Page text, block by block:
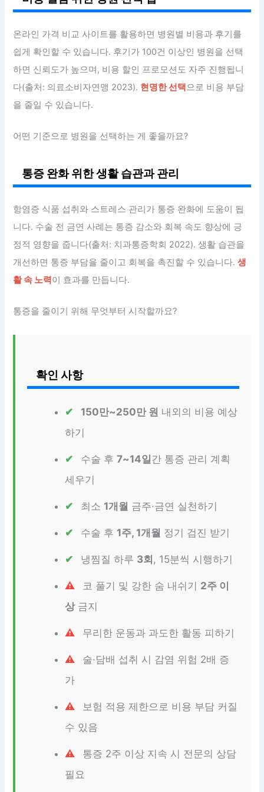
온라인 가격 비교 사이트를 활용하면 병원별 비용과 후기를
쉽게 확인할 수 있습니다. 후기가 100건 이상인 병원을 선택
하면 신뢰도가 높으며, 비용 할인 프로모션도 자주 진행됩니
다(출처: 의료소비자연맹 2023). 현명한 선택으로 비용 부담
을 줄일 수 있습니다.
어떤 기준으로 병원을 선택하는 게 좋을까요?
통증 완화 위한 생활 습관과 관리
항염증 식품 섭취와 스트레스 관리가 통증 완화에 도움이 됩
니다. 수술 전 금연 사례는 통증 감소와 회복 속도 향상에 긍
정적 영향을 줍니다(출처: 치과통증학회 2022). 생활 습관을
개선하면 통증 부담을 줄이고 회복을 촉진할 수 있습니다.생
활 속 노력이 효과를 만듭니다.
통증을 줄이기 위해 무엇부터 시작할까요?
확인 사항
150만~250만 원 내외의 비용 예상
하기
수술 후7~14일간 통증 관리 계획
세우기
최소 1개월 금주·금연 실천하기
수술 후 1주, 1개월 정기 검진 받기
냉찜질 하루 3회 , 15분씩 시행하기
코 풀기 및 강한 숨 내쉬기 2주 이
상금지
무리한 운동과 과도한 활동 피하기
술·담배 섭취 시 감염 위험 2배 증
가
보험 적용 제한으로 비용 부담 커질
수 있음
통증 2주 이상 지속 시 전문의 상담
필요